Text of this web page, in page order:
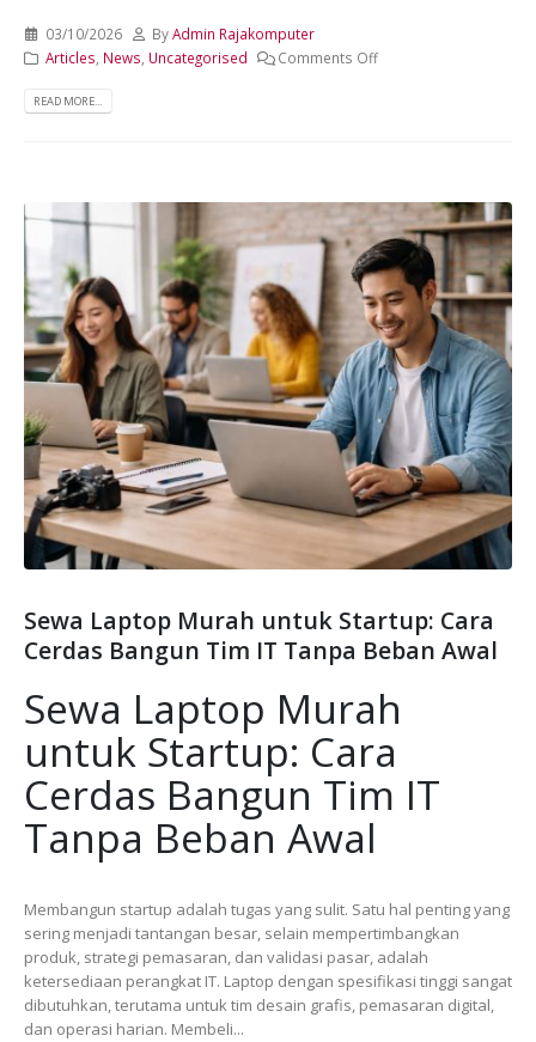
03/10/2026 ByAdmin Rajakomputer
Articles, News, Uncategorised Comments Off
READ MORE...
Sewa Laptop Murah untuk Startup: Cara
Cerdas Bangun Tim IT Tanpa Beban Awal
Sewa Laptop Murah
untuk Startup: Cara
Cerdas Bangun Tim IT
Tanpa Beban Awal
Membangun startup adalah tugas yang sulit. Satu hal penting yang
sering menjadi tantangan besar, selain mempertimbangkan
produk, strategi pemasaran, dan validasi pasar, adalah
ketersediaan perangkat IT. Laptop dengan spesifikasi tinggi sangat
dibutuhkan, terutama untuk tim desain grafis, pemasaran digital,
dan operasi harian. Membeli...